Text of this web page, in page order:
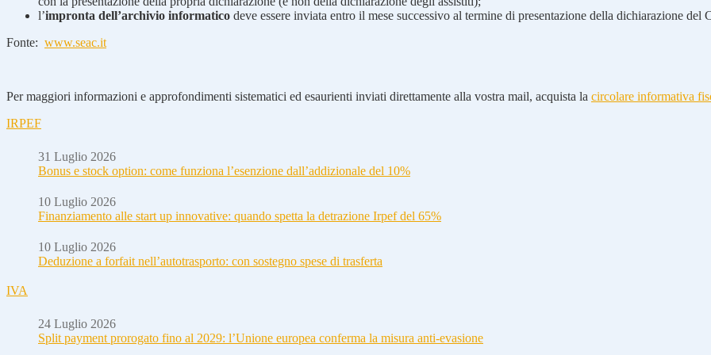
l’impronta dell’archivio informatico deve essere inviata entro il mese successivo al termine di presentazione della dichiarazione del
Fonte: www.seac.it
Per maggiori informazioni e approfondimenti sistematici ed esaurienti inviati direttamente alla vostra mail, acquista la circolare informativa
IRPEF
31 Luglio 2026
Bonus e stock option: come funziona l’esenzione dall’addizionale del 10%
10 Luglio 2026
Finanziamento alle start up innovative: quando spetta la detrazione Irpef del 65%
10 Luglio 2026
Deduzione a forfait nell’autotrasporto: con sostegno spese di trasferta
IVA
24 Luglio 2026
Split payment prorogato fino al 2029: l’Unione europea conferma la misura anti-evasione